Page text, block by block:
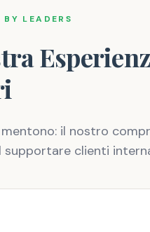
BY LEADERS
mentono: il nostro
supportare clienti